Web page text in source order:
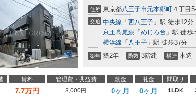
住所 東京都八王子市元本郷町 ４丁目
交通 中央線 「 西八王子 」駅 徒歩12分
京王高尾線 「 めじろ台 」駅 徒歩
横浜線 「 八王子 」駅 徒歩37分
築年 築2年 階数 3階建 構造 木造
賃料 管理費・共益費 敷金 礼金 間取り
7.7万円 3,000円 0ヶ月 0ヶ月 1LDK